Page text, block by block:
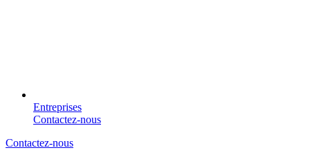
Entreprises
Contactez-nous
Contactez-nous